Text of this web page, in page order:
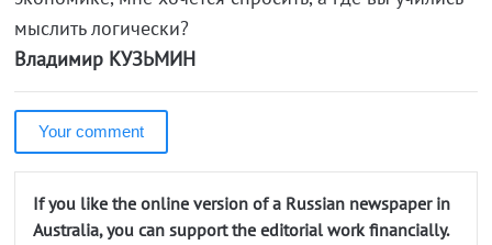
мыслить логически?
Владимир КУЗЬМИН
Your comment
If you like the online version of a Russian newspaper in
Australia, you can support the editorial work financially.